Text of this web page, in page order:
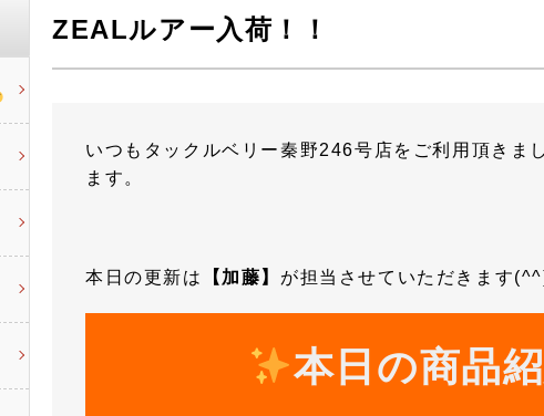
ZEALルアー入荷！！
いつもタックルベリー秦野246号店をご利用頂きま
ます。
本日の更新は 【加藤】 が担当させていただきます
本日の商品